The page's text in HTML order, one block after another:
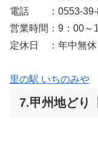
電話 ：0553-39-
営業時間：9：00～
定休日 ：年中無休
里の駅 いちのみや
7.甲州地どり